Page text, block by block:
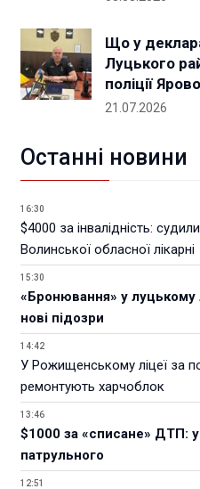
Що у
Луцького
поліції
21.07.2026
Останні новини
16:30
$4000 за інвалідність:
Волинської обласної лікарні
15:30
«Бронювання» у луцькому
нові підозри
14:42
У Рожищенському ліцеї за
ремонтують харчоблок
13:46
$1000 за «списане» ДТП:
патрульного
12:51